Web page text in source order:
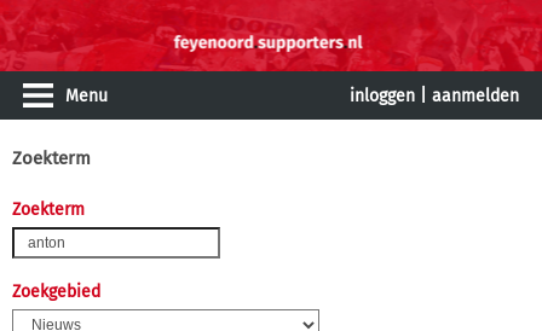
Menu inloggen aanmelden
Zoekterm
Zoekterm
Zoekgebied